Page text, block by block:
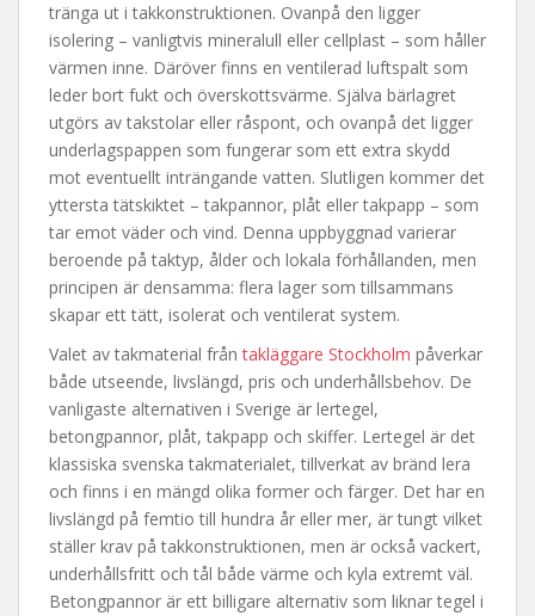
tränga ut i takkonstruktionen. Ovanpå den ligger
isolering – vanligtvis mineralull eller cellplast – som håller
värmen inne. Däröver finns en ventilerad luftspalt som
leder bort fukt och överskottsvärme. Själva bärlagret
utgörs av takstolar eller råspont, och ovanpå det ligger
underlagspappen som fungerar som ett extra skydd
mot eventuellt inträngande vatten. Slutligen kommer det
yttersta tätskiktet – takpannor, plåt eller takpapp – som
tar emot väder och vind. Denna uppbyggnad varierar
beroende på taktyp, ålder och lokala förhållanden, men
principen är densamma: flera lager som tillsammans
skapar ett tätt, isolerat och ventilerat system.
Valet av takmaterial fråntakläggare Stockholm påverkar
både utseende, livslängd, pris och underhållsbehov. De
vanligaste alternativen i Sverige är lertegel,
betongpannor, plåt, takpapp och skiffer. Lertegel är det
klassiska svenska takmaterialet, tillverkat av bränd lera
och finns i en mängd olika former och färger. Det har en
livslängd på femtio till hundra år eller mer, är tungt vilket
ställer krav på takkonstruktionen, men är också vackert,
underhållsfritt och tål både värme och kyla extremt väl.
Betongpannor är ett billigare alternativ som liknar tegel i